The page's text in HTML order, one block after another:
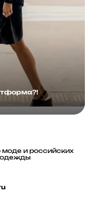
моде и российских
одежды